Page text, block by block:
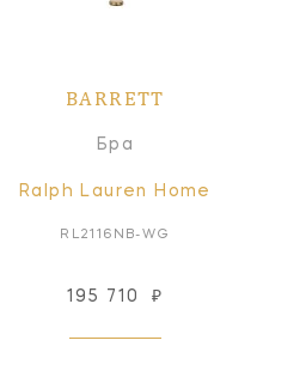
BARRETT
Бра
Ralph Lauren Home
RL2116NB-WG
195 710 ₽